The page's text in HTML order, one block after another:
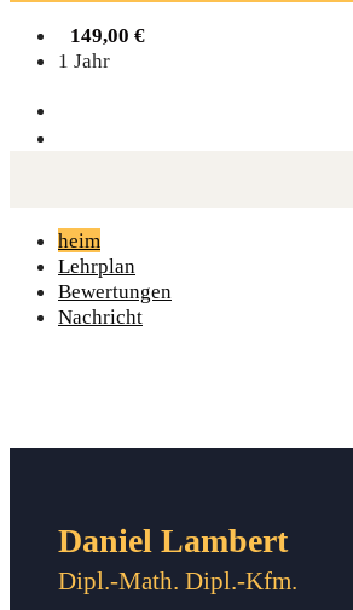
149,00 €
1 Jahr
heim
Lehrplan
Bewertungen
Nachricht
Daniel Lambert
Dipl.-Math. Dipl.-Kfm.